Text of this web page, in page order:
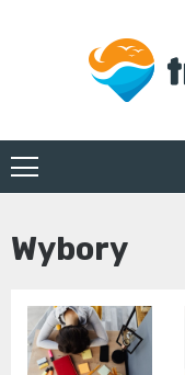
Wybory